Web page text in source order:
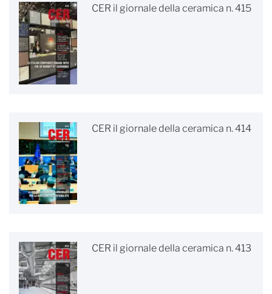
CER il giornale della ceramica n. 415
CER il giornale della ceramica n. 414
CER il giornale della ceramica n. 413